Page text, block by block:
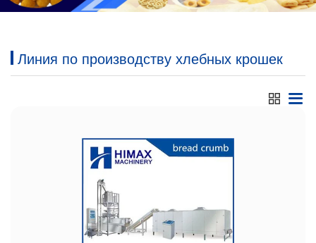
Линия по производству хлебных крошек